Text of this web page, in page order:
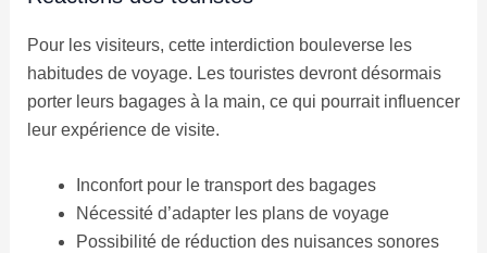
Pour les visiteurs, cette interdiction bouleverse les
habitudes de voyage. Les touristes devront désormais
porter leurs bagages à la main, ce qui pourrait influencer
leur expérience de visite.
Inconfort pour le transport des bagages
Nécessité d’adapter les plans de voyage
Possibilité de réduction des nuisances sonores